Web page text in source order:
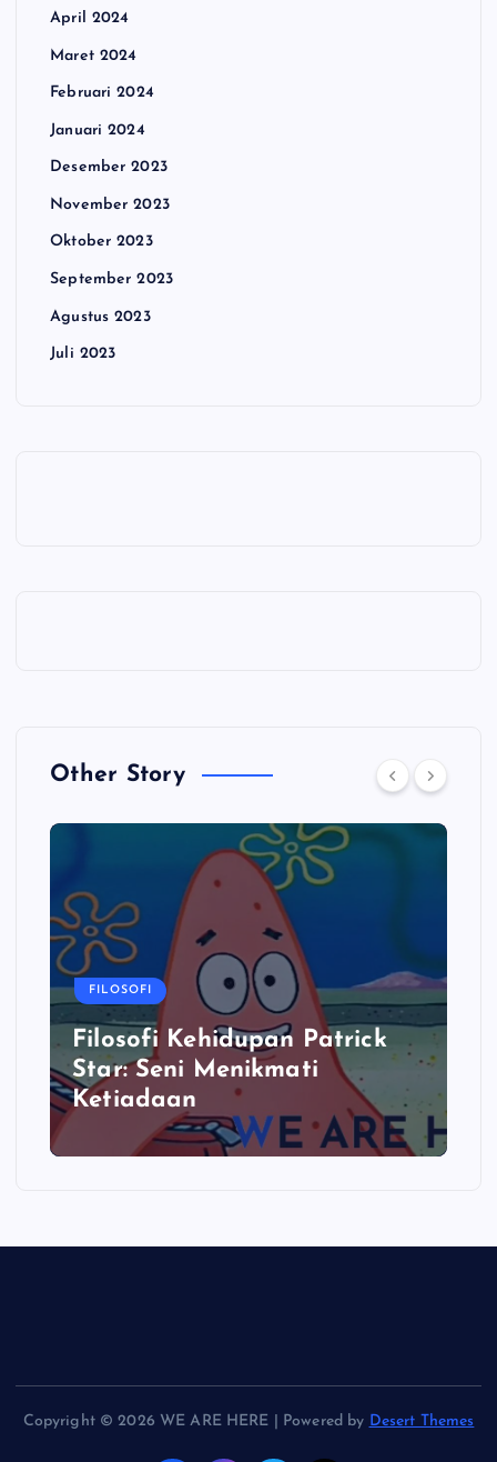
April 2024
Maret 2024
Februari 2024
Januari 2024
Desember 2023
November 2023
Oktober 2023
September 2023
Agustus 2023
Juli 2023
Other Story
FILOSOFI
Filosofi Kehidupan Patrick
Star: Seni Menikmati
Ketiadaan
Copyright © 2026 WE ARE HERE | Powered by Desert Themes